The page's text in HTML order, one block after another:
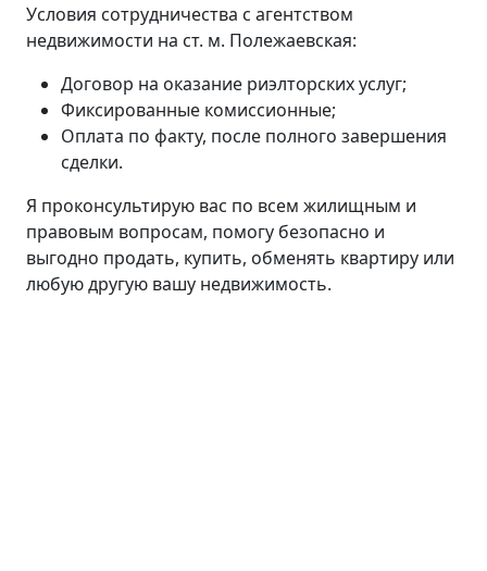
Условия сотрудничества с агентством
недвижимости на ст. м. Полежаевская:
Договор на оказание риэлторских услуг;
Фиксированные комиссионные;
Оплата по факту, после полного завершения
сделки.
Я проконсультирую вас по всем жилищным и
правовым вопросам, помогу безопасно и
выгодно продать, купить, обменять квартиру или
любую другую вашу недвижимость.